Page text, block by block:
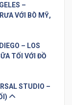
–
VỚI BÒ MỸ,
– LOS
TỐI VỚI ĐỒ
STUDIO –